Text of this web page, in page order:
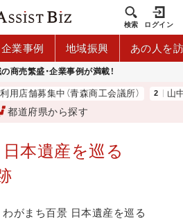
検索 ログイン
企業事例 地域振興 あの人を
商売繁盛・企業事例が満載！
舗募集中（青森商工会議所） 山中伸
都道府県から探す
本遺産を巡る
わがまち百景 日本遺産を巡る